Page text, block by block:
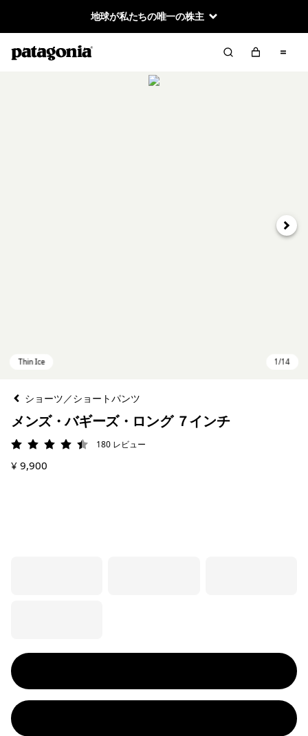
地球が私たちの唯一の株主
次へ
ショーツ／ショートパンツ
メンズ・バギーズ・ロング ７インチ
評価: 4.4 / 5180 レビュー
¥ 9,900